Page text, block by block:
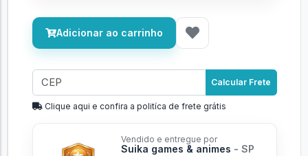
Adicionar ao carrinho
Calcular Frete
Clique aqui e confira a politíca de frete grátis
Vendido e entregue por
Suika games & animes - SP